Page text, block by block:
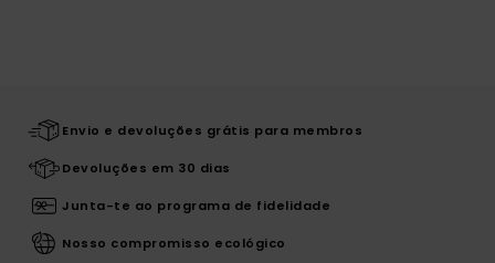
Envio e devoluções grátis para membros
Devoluções em 30 dias
Junta-te ao programa de fidelidade
Nosso compromisso ecológico